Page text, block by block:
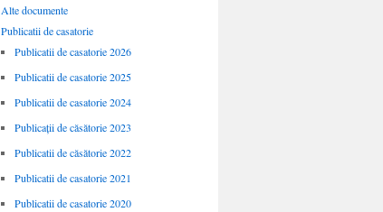
Alte documente
Publicatii de casatorie
Publicatii de casatorie 2026
Publicatii de casatorie 2025
Publicatii de casatorie 2024
Publicații de căsătorie 2023
Publicatii de căsătorie 2022
Publicatii de casatorie 2021
Publicatii de casatorie 2020